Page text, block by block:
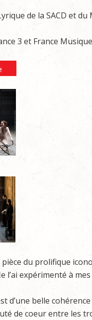
de la SACD et
3 et France Musique
du prolifique
l’ai expérimenté à
d’une belle
de coeur entre les